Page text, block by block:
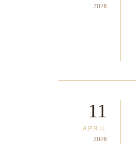
2026
11
APRIL
2026